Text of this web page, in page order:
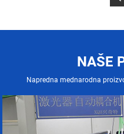
NAŠE
Napredna mednarodna